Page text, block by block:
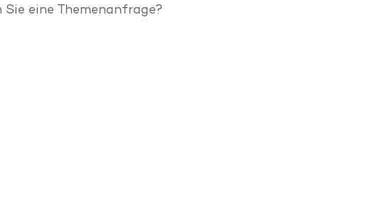
eine Themenanfrage?